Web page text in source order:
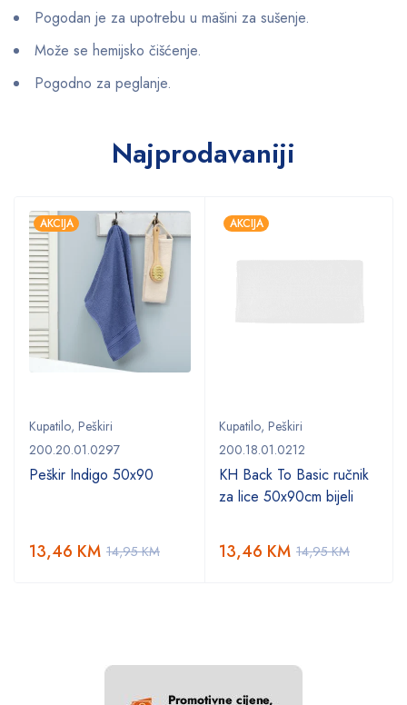
Pogodan je za upotrebu u mašini za sušenje.
Može se hemijsko čišćenje.
Pogodno za peglanje.
Najprodavaniji
AKCIJA
Kupatilo, Peškiri
200.20.01.0297
Peškir Indigo 50x90
14,95KM
13,46 KM
AKCIJA
Kupatilo, Peškiri
200.18.01.0212
KH Back To Basic ručnik
za lice 50x90cm bijeli
14,95KM
13,46 KM